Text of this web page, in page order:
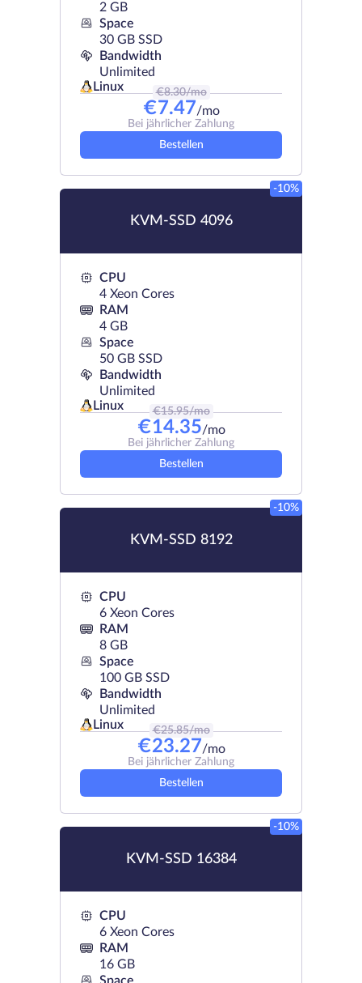
2 GB
Space
30 GB SSD
Bandwidth
Unlimited
Linux
€8.30/mo
€7.47/mo
Bei jährlicher Zahlung
Bestellen
KVM-SSD 4096
-10%
CPU
4 Xeon Cores
RAM
4 GB
Space
50 GB SSD
Bandwidth
Unlimited
Linux
€15.95/mo
€14.35/mo
Bei jährlicher Zahlung
Bestellen
KVM-SSD 8192
-10%
CPU
6 Xeon Cores
RAM
8 GB
Space
100 GB SSD
Bandwidth
Unlimited
Linux
€25.85/mo
€23.27/mo
Bei jährlicher Zahlung
Bestellen
KVM-SSD 16384
-10%
CPU
6 Xeon Cores
RAM
16 GB